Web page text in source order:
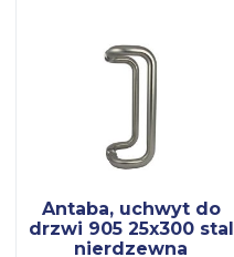
Antaba, uchwyt do
drzwi 905 25x300 stal
nierdzewna